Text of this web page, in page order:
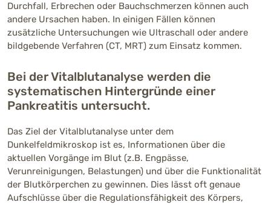
Durchfall, Erbrechen oder Bauchschmerzen können auch
andere Ursachen haben. In einigen Fällen können
zusätzliche Untersuchungen wie Ultraschall oder andere
bildgebende Verfahren (CT, MRT) zum Einsatz kommen.
Bei der Vitalblutanalyse werden die
systematischen Hintergründe einer
Pankreatitis untersucht.
Das Ziel der Vitalblutanalyse unter dem
Dunkelfeldmikroskop ist es, Informationen über die
aktuellen Vorgänge im Blut (z.B. Engpässe,
Verunreinigungen, Belastungen) und über die Funktionalität
der Blutkörperchen zu gewinnen. Dies lässt oft genaue
Aufschlüsse über die Regulationsfähigkeit des Körpers,